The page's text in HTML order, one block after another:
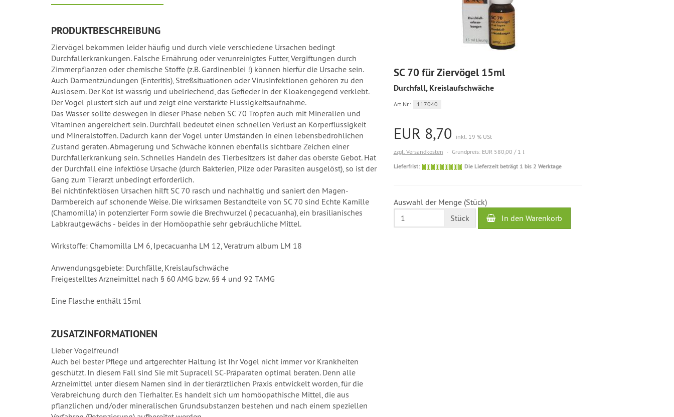
SC 70 für Ziervögel 15ml
Durchfall, Kreislaufschwäche
Art.Nr.: 117040
EUR 8,70
inkl. 19 % USt
zzgl. Versandkosten
Grundpreis: EUR 580,00 / 1 l
Lieferfrist:
Die
bis
2
Werktage
Die Lieferzeit beträgt 1 bis 2 Werktage
Auswahl der Menge (Stück)
Stück
In den Warenkorb
PRODUKTBESCHREIBUNG
Ziervögel bekommen leider häufig und durch viele verschiedene Ursachen bedingt
Durchfallerkrankungen. Falsche Ernährung oder verunreinigtes Futter, Vergiftungen durch
Zimmerpflanzen oder chemische Stoffe (z.B. Gardinenblei !) können hierfür die Ursache sein.
Auch Darmentzündungen (Enteritis), Streßsituationen oder Virusinfektionen gehören zu den
Auslösern. Der Kot ist wässrig und übelriechend, das Gefieder in der Kloakengegend verklebt.
Der Vogel plustert sich auf und zeigt eine verstärkte Flüssigkeitsaufnahme.
Das Wasser sollte deswegen in dieser Phase neben SC 70 Tropfen auch mit Mineralien und
Vitaminen angereichert sein. Durchfall bedeutet einen schnellen Verlust an Körperflüssigkeit
und Mineralstoffen. Dadurch kann der Vogel unter Umständen in einen lebensbedrohlichen
Zustand geraten. Abmagerung und Schwäche können ebenfalls sichtbare Zeichen einer
Durchfallerkrankung sein. Schnelles Handeln des Tierbesitzers ist daher das oberste Gebot. Hat
der Durchfall eine infektiöse Ursache (durch Bakterien, Pilze oder Parasiten ausgelöst), so ist der
Gang zum Tierarzt unbedingt erforderlich.
Bei nichtinfektiösen Ursachen hilft SC 70 rasch und nachhaltig und saniert den Magen-
Darmbereich auf schonende Weise. Die wirksamen Bestandteile von SC 70 sind Echte Kamille
(Chamomilla) in potenzierter Form sowie die Brechwurzel (Ipecacuanha), ein brasilianisches
Labkrautgewächs - beides in der Homöopathie sehr gebräuchliche Mittel.
Wirkstoffe: Chamomilla LM 6, Ipecacuanha LM 12, Veratrum album LM 18
Anwendungsgebiete: Durchfälle, Kreislaufschwäche
Freigestelltes Arzneimittel nach § 60 AMG bzw. §§ 4 und 92 TAMG
Eine Flasche enthält 15ml
ZUSATZINFORMATIONEN
Lieber Vogelfreund!
Auch bei bester Pflege und artgerechter Haltung ist Ihr Vogel nicht immer vor Krankheiten
geschützt. In diesem Fall sind Sie mit Supracell SC-Präparaten optimal beraten. Denn alle
Arzneimittel unter diesem Namen sind in der tierärztlichen Praxis entwickelt worden, für die
Verabreichung durch den Tierhalter. Es handelt sich um homöopathische Mittel, die aus
pflanzlichen und/oder mineralischen Grundsubstanzen bestehen und nach einem speziellen